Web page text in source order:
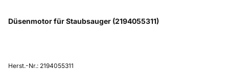
Düsenmotor für Staubsauger (2194055311)
Herst.-Nr.: 2194055311